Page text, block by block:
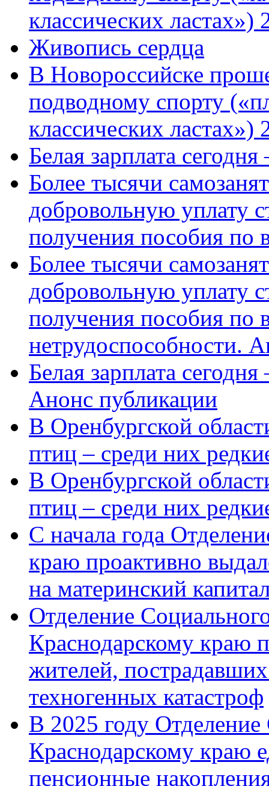
классических
Живопись сердца
В Новороссийске
подводному спорту
классических ластах»)
Белая зарплата
Более тысячи
добровольную уплату
получения пособия по
Более тысячи
добровольную уплату
получения пособия по
нетрудоспособности.
Белая зарплата
Анонс публикации
В Оренбургской
птиц – среди них
В Оренбургской
птиц – среди них
С начала года
краю проактивно
на материнский
Отделение
Краснодарскому краю
жителей,
техногенных катастроф
В 2025 году
Краснодарскому краю
пенсионные